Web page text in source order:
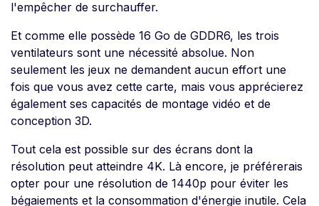
l'empêcher de surchauffer.
Et comme elle possède 16 Go de GDDR6, les trois
ventilateurs sont une nécessité absolue. Non
seulement les jeux ne demandent aucun effort une
fois que vous avez cette carte, mais vous apprécierez
également ses capacités de montage vidéo et de
conception 3D.
Tout cela est possible sur des écrans dont la
résolution peut atteindre 4K. Là encore, je préférerais
opter pour une résolution de 1440p pour éviter les
bégaiements et la consommation d'énergie inutile. Cela